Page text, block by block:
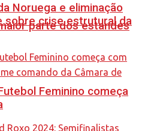
parte dos estandes
Noruega e eliminação
sobre crise estrutural da
Feminino começa